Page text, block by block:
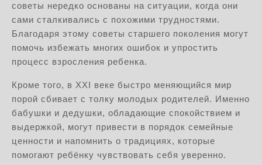
советы нередко основаны на ситуации, когда они
сами сталкивались с похожими трудностями.
Благодаря этому советы старшего поколения могут
помочь избежать многих ошибок и упростить
процесс взросления ребенка.
Кроме того, в XXI веке быстро меняющийся мир
порой сбивает с толку молодых родителей. Именно
бабушки и дедушки, обладающие спокойствием и
выдержкой, могут привести в порядок семейные
ценности и напомнить о традициях, которые
помогают ребёнку чувствовать себя уверенно.